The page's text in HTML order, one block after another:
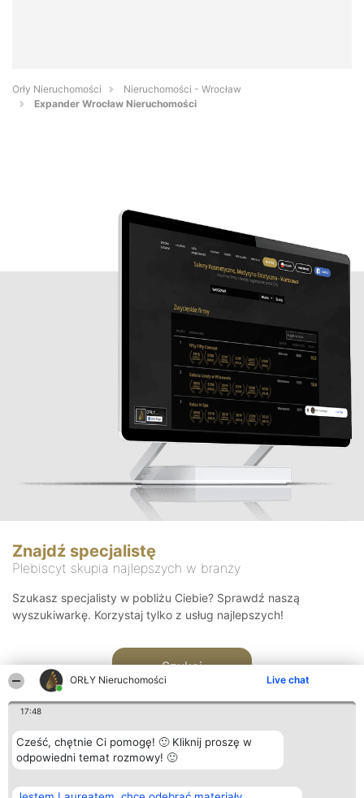
ORŁY Nieruchomości Live chat
17:48
Cześć, chętnie Ci pomogę! 🙂 Kliknij proszę w
odpowiedni temat rozmowy! 🙂
Orły Nieruchomości
Nieruchomości - Wrocław
Expander Wrocław Nieruchomości
Znajdź specjalistę
Plebiscyt skupia najlepszych w branży
Szukasz specjalisty w pobliżu Ciebie? Sprawdź naszą
wyszukiwarkę. Korzystaj tylko z usług najlepszych!
Szukaj
Organizator plebiscytu Plebiscyt Kontakt